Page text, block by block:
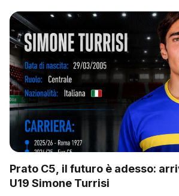
Prato C5, il futuro è adesso:
U19 Simone Turrisi